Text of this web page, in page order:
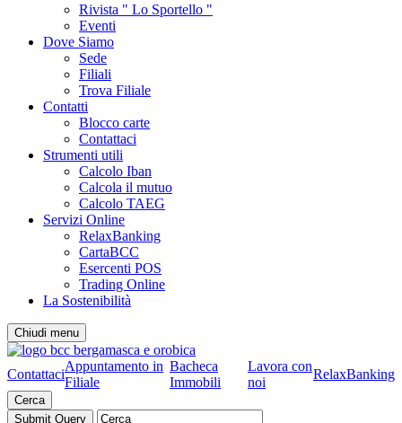
Rivista " Lo Sportello "
Eventi
Dove Siamo
Sede
Filiali
Trova Filiale
Contatti
Blocco carte
Contattaci
Strumenti utili
Calcolo Iban
Calcola il mutuo
Calcolo TAEG
Servizi Online
RelaxBanking
CartaBCC
Esercenti POS
Trading Online
La Sostenibilità
Chiudi menu
Contattaci
Appuntamento in
Filiale
Bacheca
Immobili
Lavora con
noi
RelaxBanking
Cerca